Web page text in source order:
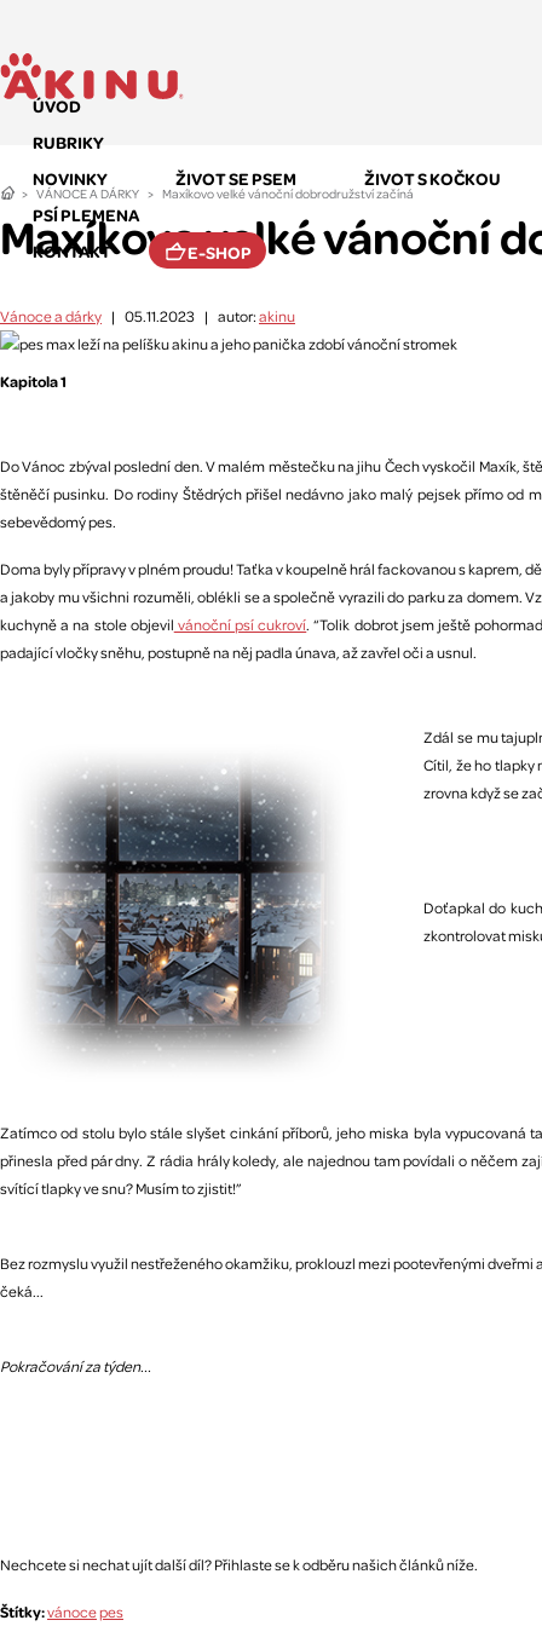
ÚVOD
RUBRIKY
NOVINKY
ŽIVOT SE PSEM
ŽIVOT S KOČKOU
PSÍ PLEMENA
KONTAKT
E-SHOP
VÁNOCE A DÁRKY Maxíkovo velké vánoční dobrodružství začíná
Maxíkovo velké vánoční
Vánoce a dárky | 05.11.2023 | autor:akinu
Kapitola 1
Do Vánoc zbýval poslední den. V malém městečku na jihu Čech vyskočil Maxík,
štěněčí pusinku. Do rodiny Štědrých přišel nedávno jako malý pejsek přímo od
sebevědomý pes.
Doma byly přípravy v plném proudu! Taťka v koupelně hrál fackovanou s kaprem,
a jakoby mu všichni rozuměli, oblékli se a společně vyrazili do parku za domem.
kuchyně a na stole objevil vánoční psí cukroví. “Tolik dobrot jsem ještě
padající vločky sněhu, postupně na něj padla únava, až zavřel oči a usnul.
Zdál se mu
Cítil, že ho tlapky
zrovna když se
Doťapkal do
zkontrolovat
Zatímco od stolu bylo stále slyšet cinkání příborů, jeho miska byla vypucovaná
přinesla před pár dny. Z rádia hrály koledy, ale najednou tam povídali o něčem
svítící tlapky ve snu? Musím to zjistit!”
Bez rozmyslu využil nestřeženého okamžiku, proklouzl mezi pootevřenými
čeká...
Pokračování za týden...
Nechcete si nechat ujít další díl? Přihlaste se k odběru našich článků níže.
Štítky:vánocepes